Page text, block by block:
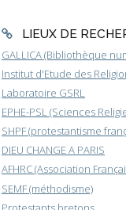
LIEUX DE
GALLICA (Bibliothèque
Institut d'Etude des
Laboratoire GSRL
EPHE-PSL (Sciences
SHPF (protestantisme
DIEU CHANGE A PARIS
AFHRC (Association
SEMF (méthodisme)